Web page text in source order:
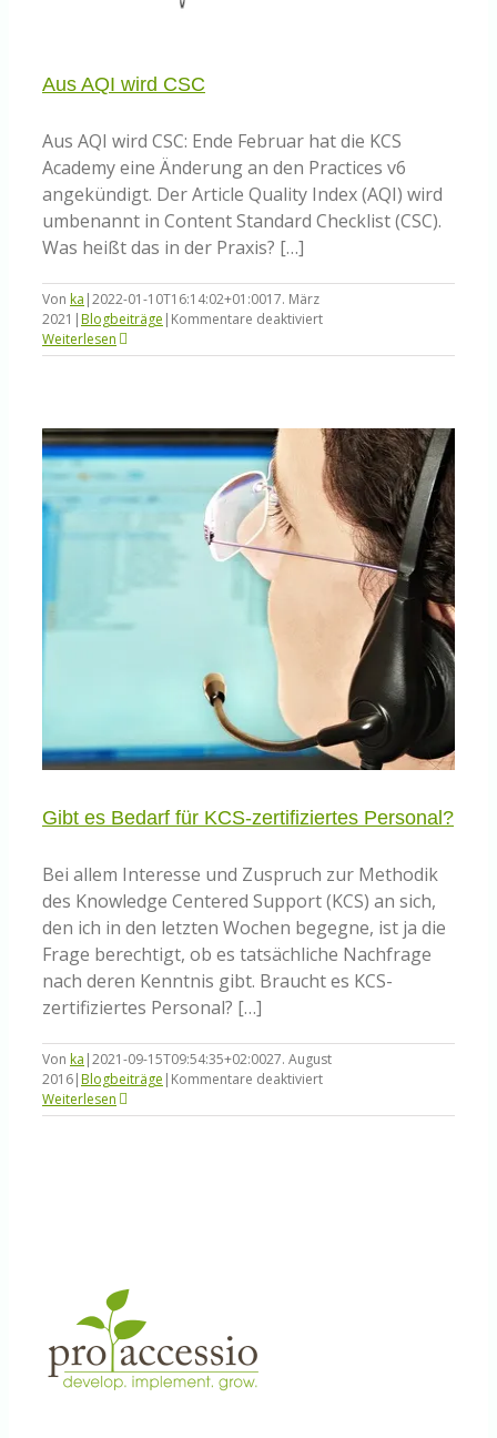
Aus AQI wird CSC
Aus AQI wird CSC: Ende Februar hat die KCS
Academy eine Änderung an den Practices v6
angekündigt. Der Article Quality Index (AQI) wird
umbenannt in Content Standard Checklist (CSC).
Was heißt das in der Praxis? […]
Von ka |2022-01-10T16:14:02+01:0017. März
2021 |Blogbeiträge | Kommentare deaktiviertfür
AQI
Weiterlesen
Gibt es Bedarf für KCS-zertifiziertes Personal?
Bei allem Interesse und Zuspruch zur Methodik
des Knowledge Centered Support (KCS) an sich,
den ich in den letzten Wochen begegne, ist ja die
Frage berechtigt, ob es tatsächliche Nachfrage
nach deren Kenntnis gibt. Braucht es KCS-
zertifiziertes Personal? […]
Von ka |2021-09-15T09:54:35+02:0027. August
2016|Blogbeiträge | Kommentare deaktiviertfür
es
Weiterlesen